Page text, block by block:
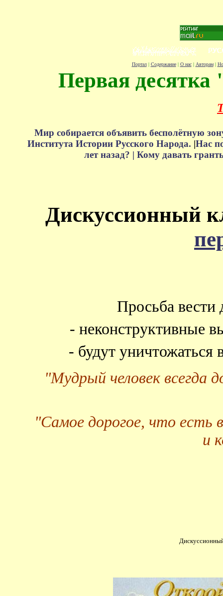
Портал| Содержание| О нас| Авторам|
Первая десятка
Мир собирается объявить бесполётную
Института Истории Русского Народа. |Нас
лет назад? | Кому давать
Дискуссионный
Просьба вести
- неконструктивные
- будут
"Мудрый человек всегда
"Самое дорогое, что есть
и